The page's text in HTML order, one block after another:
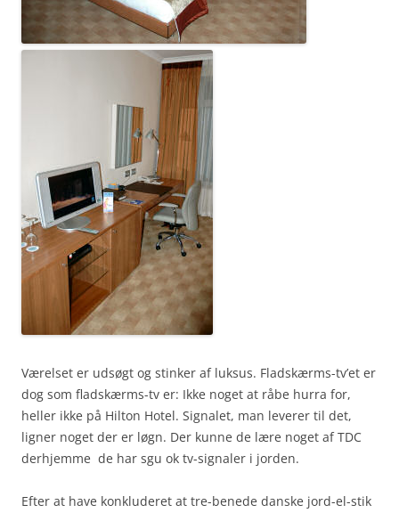
Værelset er udsøgt og stinker af luksus. Fladskærms-tv’et er
dog som fladskærms-tv er: Ikke noget at råbe hurra for,
heller ikke på Hilton Hotel. Signalet, man leverer til det,
ligner noget der er løgn. Der kunne de lære noget af TDC
derhjemme  de har sgu ok tv-signaler i jorden.
Efter at have konkluderet at tre-benede danske jord-el-stik